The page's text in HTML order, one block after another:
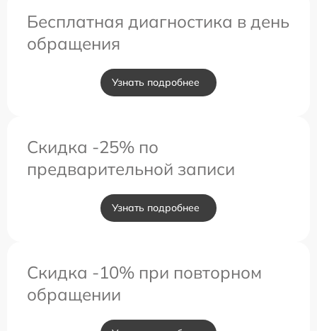
Бесплатная диагностика в день
обращения
Узнать подробнее
Скидка -25% по
предварительной записи
Узнать подробнее
Скидка -10% при повторном
обращении